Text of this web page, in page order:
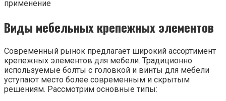
Виды мебельных крепежных элементов
Современный рынок предлагает широкий ассортимент
крепежных элементов для мебели. Традиционно
используемые болты с головкой и винты для мебели
уступают место более современным и скрытым
решениям. Рассмотрим основные типы: